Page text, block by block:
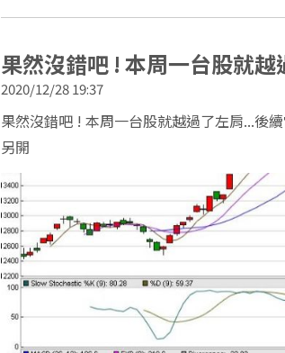
果然沒錯吧 ! 本周一台股就
2020/12/28 19:37
果然沒錯吧 ! 本周一台股就越過了左肩...後
另開